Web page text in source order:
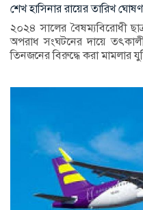
শেখ হাসিনার রায়ের তারিখ
২০২৪ সালের বৈষম্যবিরোধী
অপরাধ সংঘটনের দায়ে তৎকালীন
তিনজনের বিরুদ্ধে করা মামলার